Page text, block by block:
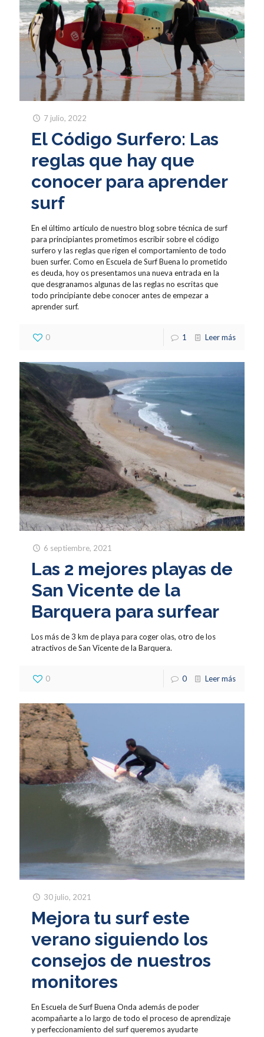
7 julio, 2022
El Código Surfero: Las
reglas que hay que
conocer para aprender
surf
En el último artículo de nuestro blog sobre técnica de surf
para principiantes prometimos escribir sobre el código
surfero y las reglas que rigen el comportamiento de todo
buen surfer. Como en Escuela de Surf Buena lo prometido
es deuda, hoy os presentamos una nueva entrada en la
que desgranamos algunas de las reglas no escritas que
todo principiante debe conocer antes de empezar a
aprender surf.
0 1 Leer más
6 septiembre, 2021
Las 2 mejores playas de
San Vicente de la
Barquera para surfear
Los más de 3 km de playa para coger olas, otro de los
atractivos de San Vicente de la Barquera.
0 0 Leer más
30 julio, 2021
Mejora tu surf este
verano siguiendo los
consejos de nuestros
monitores
En Escuela de Surf Buena Onda además de poder
acompañarte a lo largo de todo el proceso de aprendizaje
y perfeccionamiento del surf queremos ayudarte